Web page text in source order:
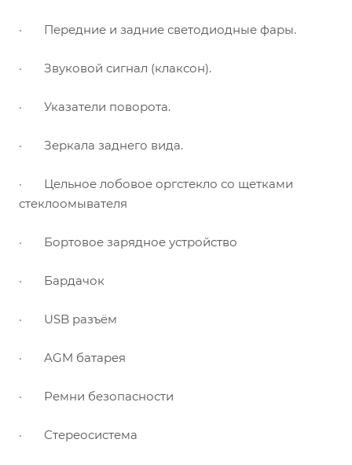
· Передние и задние светодиодные фары.
· Звуковой сигнал (клаксон).
· Указатели поворота.
· Зеркала заднего вида.
· Цельное лобовое оргстекло со щетками
стеклоомывателя
· Бортовое зарядное устройство
· Бардачок
· USB разъём
· AGM батарея
· Ремни безопасности
· Стереосистема